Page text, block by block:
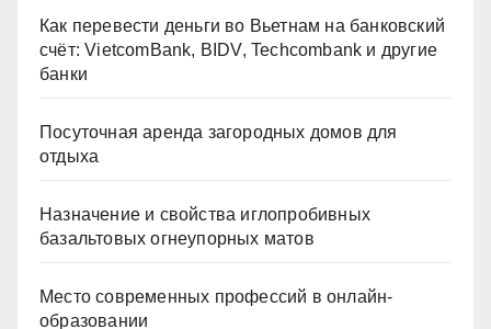
Как перевести деньги во Вьетнам на банковский
счёт: VietcomBank, BIDV, Techcombank и другие
банки
Посуточная аренда загородных домов для
отдыха
Назначение и свойства иглопробивных
базальтовых огнеупорных матов
Место современных профессий в онлайн-
образовании